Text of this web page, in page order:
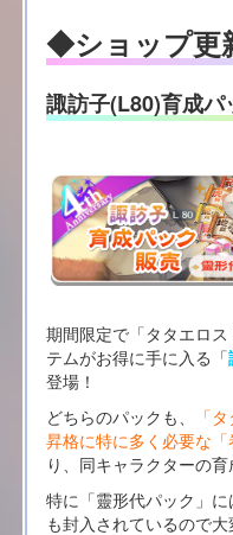
◆ショップ更
諏訪子(L80)育成パ
期間限定で「タタエロ
テムがお得に手に入る「
登場！
どちらのパックも、
「
昇格に特に多く必要な
り、同キャラクターの育
特に「靈形代パック」
も封入されているので大